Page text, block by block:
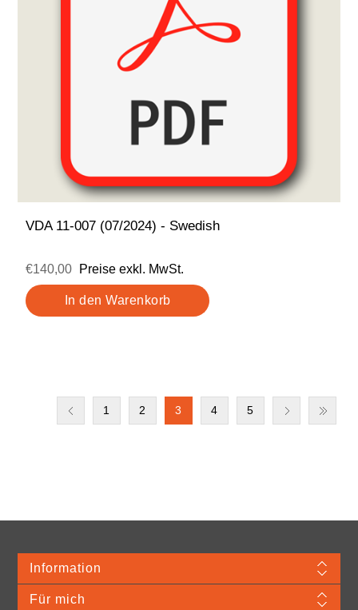
VDA 11-007 (07/2024) - Swedish
€140,00 Preise exkl. MwSt.
1 2 3 4 5
Information
Für mich